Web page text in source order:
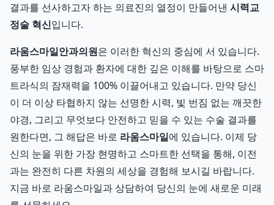
결과를 선사하고자 하는 의료진의 열정이 만들어낸 시력교
정술 혁신입니다.
라움스마일안과의원은 이러한 혁신의 중심에 서 있습니다.
풍부한 임상 경험과 환자에 대한 깊은 이해를 바탕으로 스마
트라식의 잠재력을 100% 이끌어내고 있습니다. 만약 당신
이 더 이상 타협하지 않는 선명한 시력, 빛 번짐 없는 깨끗한
야경, 그리고 무엇보다 안전하고 믿을 수 있는 수술 결과를
원한다면, 그 해답은 바로 라움스마일에 있습니다. 이제 당
신의 눈을 위한 가장 현명하고 스마트한 선택을 통해, 이전
과는 완전히 다른 차원의 세상을 경험해 보시길 바랍니다.
지금 바로 라움스마일과 상담하여 당신의 눈에 새로운 미래